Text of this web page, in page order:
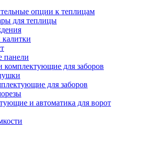
опции к теплицам
для теплицы
панели
комплектующие для заборов
для заборов
и автоматика для ворот